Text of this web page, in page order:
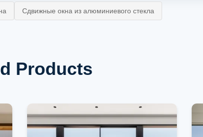
Сдвижные окна из алюминиевого стекла
Products